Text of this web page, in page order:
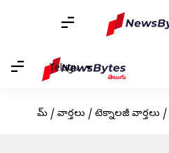
Telugu
హోమ్ / వార్తలు / టెక్నాలజీ వార్తలు /